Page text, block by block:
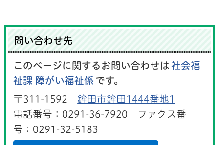
問い合わせ先
このページに関するお問い合わせは 社会福
祉課 障がい福祉係 です。
〒311-1592 鉾田市鉾田1444番地1
電話番号：0291-36-7920 ファクス番
号：0291-32-5183